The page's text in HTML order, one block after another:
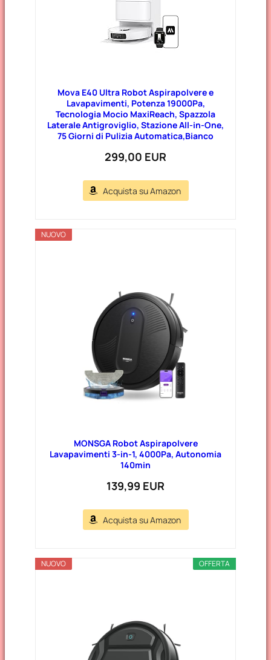
Mova E40 Ultra Robot Aspirapolvere e
Lavapavimenti, Potenza 19000Pa,
Tecnologia Mocio MaxiReach, Spazzola
Laterale Antigroviglio, Stazione All-in-One,
75 Giorni di Pulizia Automatica,Bianco
299,00 EUR
Acquista su Amazon
NUOVO
MONSGA Robot Aspirapolvere
Lavapavimenti 3-in-1, 4000Pa, Autonomia
140min
139,99 EUR
Acquista su Amazon
OFFERTA
NUOVO